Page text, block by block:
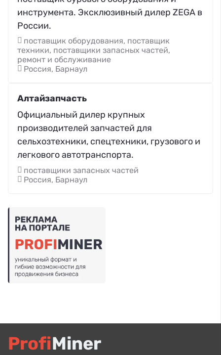
инструмента. Эксклюзивный дилер ZEGA в
России.
поставщик оборудования, поставщик
техники, поставщики запасных частей,
ремонт и обслуживание
Россия, Барнаул
Алтайзапчасть
Официальный дилер крупных
производителей запчастей для
сельхозтехники, спецтехники, грузового и
легкового автотранспорта.
поставщики запасных частей
Россия, Барнаул
ProfiMiner